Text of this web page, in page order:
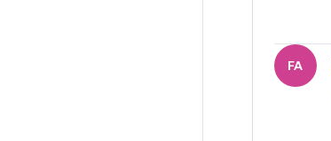
FA